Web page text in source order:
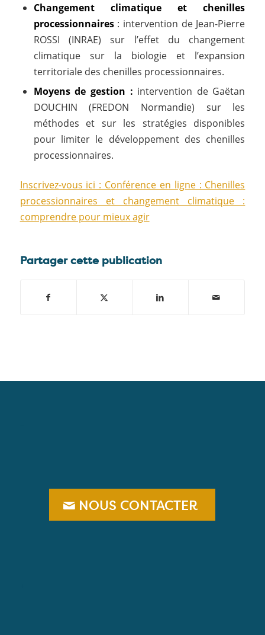
Changement climatique et chenilles
processionnaires: intervention de Jean-Pierre
ROSSI (INRAE) sur l’effet du changement
climatique sur la biologie et l’expansion
territoriale des chenilles processionnaires.
Moyens de gestion : intervention de Gaëtan
DOUCHIN (FREDON Normandie) sur les
méthodes et sur les stratégies disponibles
pour limiter le développement des chenilles
processionnaires.
Inscrivez-vous ici : Conférence en ligne : Chenilles
processionnaires et changement climatique :
comprendre pour mieux agir
Partager cette publication
NOUS CONTACTER